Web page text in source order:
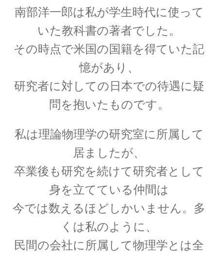
がす男】
R・J・E・クラウジウス
【熱力学の第一法則を定めエントロピーを定義
｜エントロピー】
R・P・ファインマン
【天才｜経路積分やファインマンダイヤ
グラムを考案】
S・ナート・ボース
【インド独自の理解体系で学びボーズ粒子を定
式化】
南部洋一郎は私が学生時代に使って
いた教科書の著者でした。
その時点で米国の国籍を得ていた記
憶があり、
研究者に対しての日本での待遇に疑
問を抱いたものです。
私は理論物理学の研究室に所属して
居ましたが、
卒業後も研究を続けて研究者として
身を立てている仲間は
今では数えるほどしかいません。多
くは私のように、
民間の会社に所属して物理学とは全